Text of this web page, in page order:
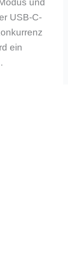
USB-C-
ein